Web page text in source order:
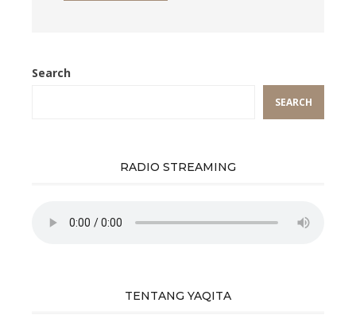
Search
SEARCH
RADIO STREAMING
TENTANG YAQITA